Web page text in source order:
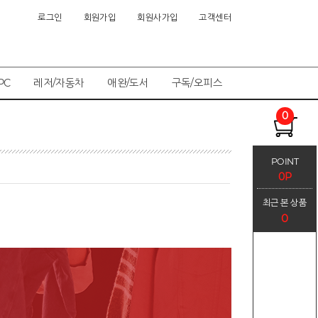
로그인 회원가입 회원사가입 고객센터
레저/자동차 애완/도서 구독/오피스
0
POINT
0P
최근 본 상품
0